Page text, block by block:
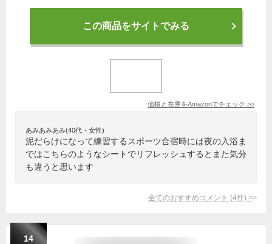
この商品をサイトでみる
価格と在庫をAmazonでチェック >>
あみあみあみ(40代・女性)
泥だらけになって練習するスポーツ合宿時には夜の入浴ま
ではこちらのようなシートでリフレッシュするとまた気分
も違うと思います
全てのおすすめコメント (4件) >
14